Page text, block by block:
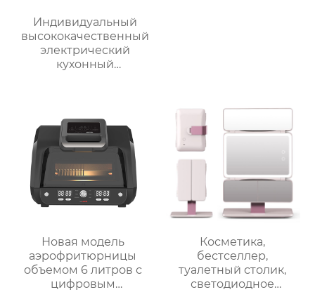
Индивидуальный
высококачественный
электрический
кухонный
кухонный комбайн,
блендер, тепловизор
Новая модель
аэрофритюрницы
объемом 6 литров с
цифровым
Косметика,
бестселлер,
туалетный столик,
светодиодное